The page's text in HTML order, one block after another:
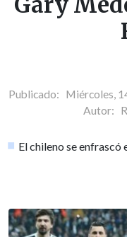
Publicado: Miércoles,
Autor:
El chileno se enfrascó